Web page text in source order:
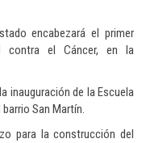
encabezará el primer
contra el Cáncer, en la
inauguración de la Escuela
barrio San Martín.
para la construcción del